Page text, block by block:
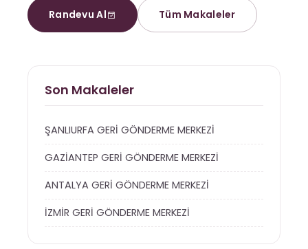
Randevu Al Tüm Makaleler
Son Makaleler
ŞANLIURFA GERİ GÖNDERME MERKEZİ
GAZİANTEP GERİ GÖNDERME MERKEZİ
ANTALYA GERİ GÖNDERME MERKEZİ
İZMİR GERİ GÖNDERME MERKEZİ